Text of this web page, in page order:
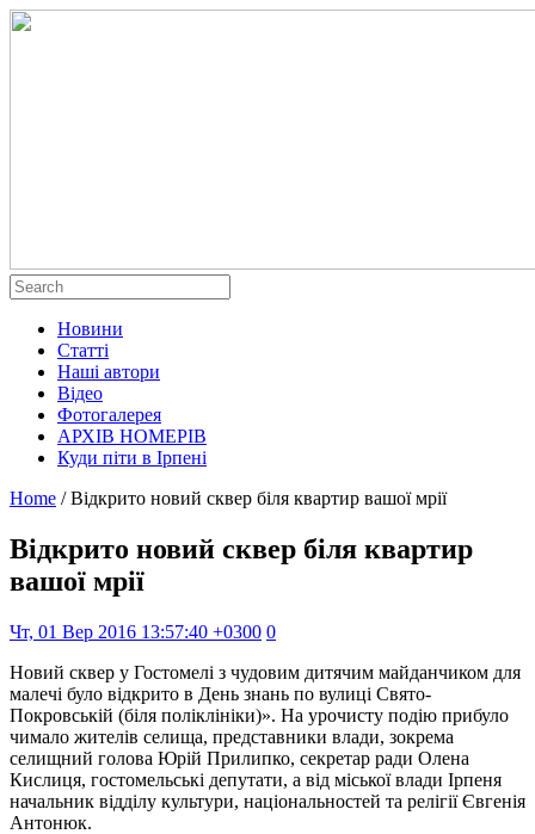
Новини
Статті
Наші автори
Відео
Фотогалерея
АРХІВ НОМЕРІВ
Куди піти в Ірпені
Home / Відкрито новий сквер біля квартир вашої мрії
Відкрито новий сквер біля квартир
вашої мрії
Чт, 01 Вер 2016 13:57:40 +0300 0
Новий сквер у Гостомелі з чудовим дитячим майданчиком для
малечі було відкрито в День знань по вулиці Свято-
Покровській (біля поліклініки)». На урочисту подію прибуло
чимало жителів селища, представники влади, зокрема
селищний голова Юрій Прилипко, секретар ради Олена
Кислиця, гостомельські депутати, а від міської влади Ірпеня
начальник відділу культури, національностей та релігії Євгенія
Антонюк.